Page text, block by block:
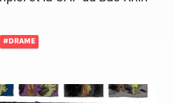
#DRAME